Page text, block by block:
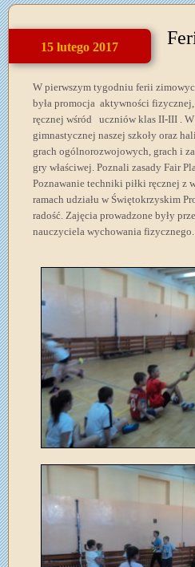
15 lutego 2017
W pierwszym tygodniu ferii
była promocja aktywności
ręcznej wśród uczniów klas II-III . W
gimnastycznej naszej szkoły oraz
grach ogólnorozwojowych, grach i
gry właściwej. Poznali zasady Fair
Poznawanie techniki piłki ręcznej z
ramach udziału w Świętokrzyskim
radość. Zajęcia prowadzone były
nauczyciela wychowania fizycznego.